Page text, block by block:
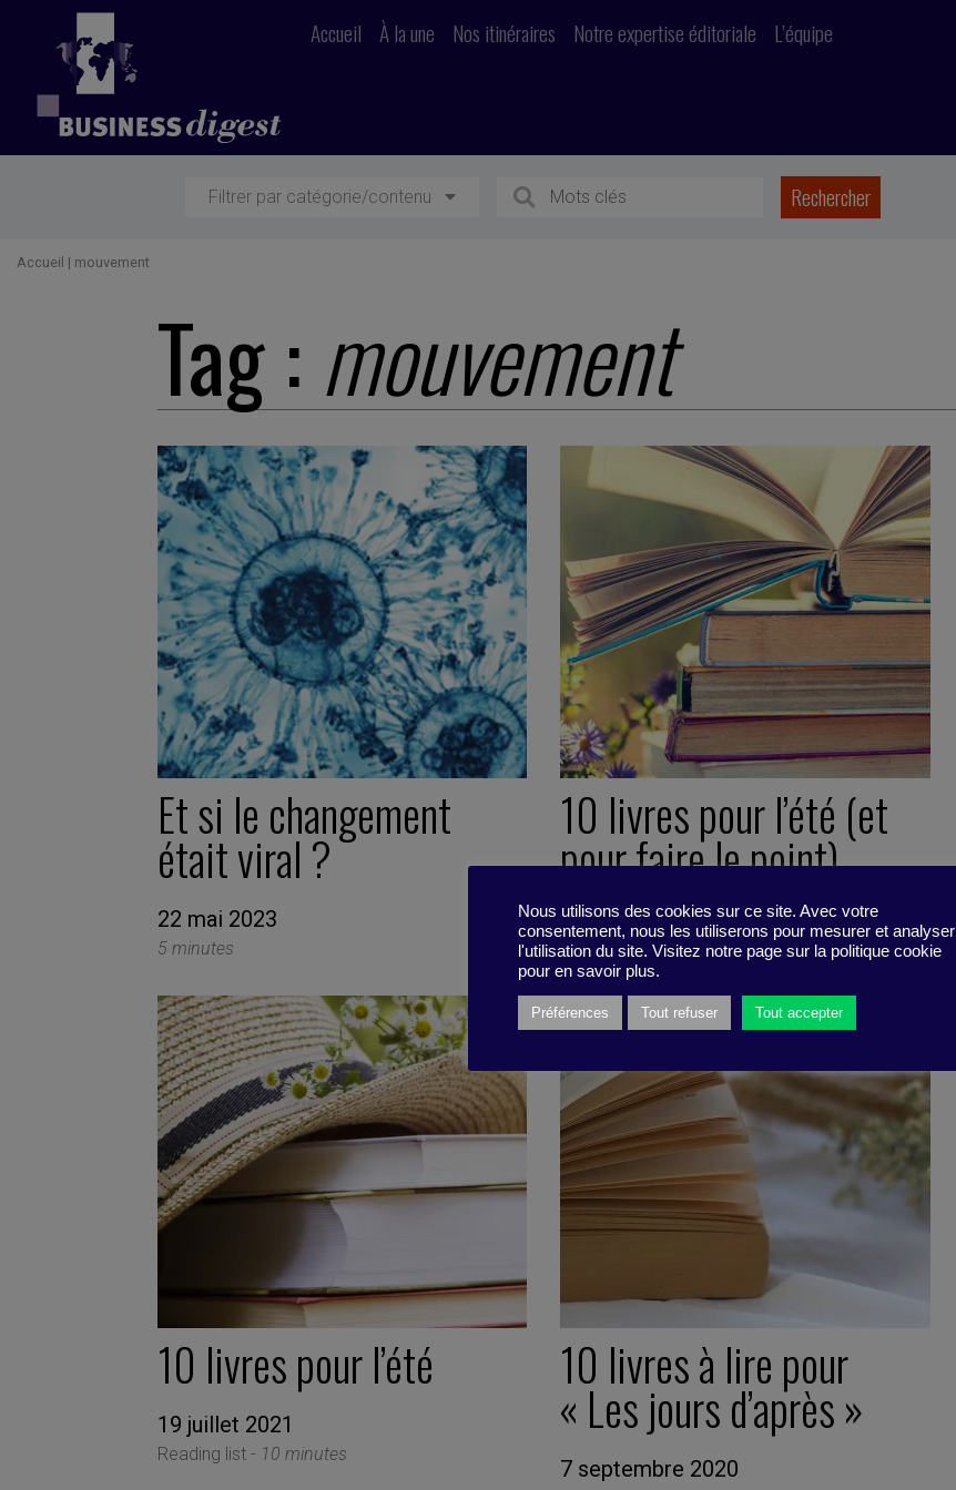
Accueil À la une Nos itinéraires Notre expertise éditoriale L’équipe
Filtrer par catégorie/contenu
Accueil | mouvement
Tag : mouvement
Et si le changement
était viral ?
22 mai 2023
5 minutes
10 livres pour l’été (et
pour faire le point)
20 juin 2022
Reading list -2 minutes
10 livres pour l’été
19 juillet 2021
Reading list - 10 minutes
10 livres à lire pour
« Les jours d’après »
7 septembre 2020
Nous utilisons des cookies sur ce site. Avec votre
consentement, nous les utiliserons pour mesurer et analyser
l'utilisation du site. Visitez notre page sur la politique cookie
pour en savoir plus.
Préférences Tout refuser Tout accepter